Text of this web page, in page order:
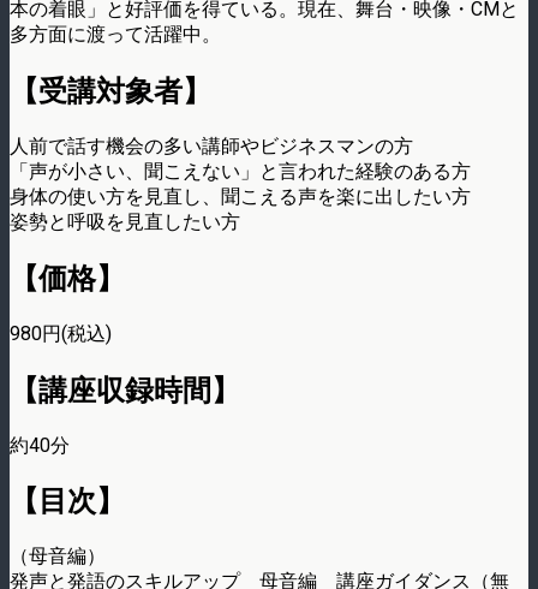
本の着眼」と好評価を得ている。現在、舞台・映像・CMと
多方面に渡って活躍中。
【受講対象者】
人前で話す機会の多い講師やビジネスマンの方
「声が小さい、聞こえない」と言われた経験のある方
身体の使い方を見直し、聞こえる声を楽に出したい方
姿勢と呼吸を見直したい方
【価格】
980円(税込)
【講座収録時間】
約40分
【目次】
（母音編）
発声と発語のスキルアップ 母音編 講座ガイダンス（無